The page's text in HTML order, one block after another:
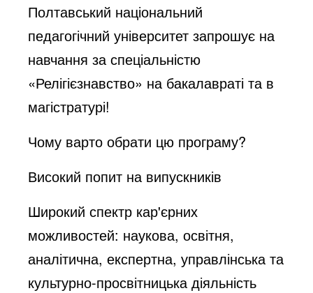
Полтавський національний
педагогічний університет запрошує на
навчання за спеціальністю
«Релігієзнавство» на бакалавраті та в
магістратурі!
Чому варто обрати цю програму?
Високий попит на випускників
Широкий спектр кар'єрних
можливостей: наукова, освітня,
аналітична, експертна, управлінська та
культурно-просвітницька діяльність